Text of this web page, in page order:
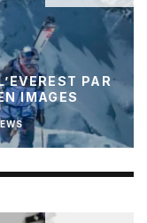
PAR
IMAGES